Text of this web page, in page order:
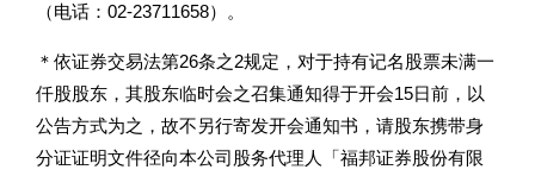
（电话：02-23711658）。
＊依证券交易法第26条之2规定，对于持有记名股票未满一
仟股股东，其股东临时会之召集通知得于开会15日前，以
公告方式为之，故不另行寄发开会通知书，请股东携带身
分证证明文件径向本公司股务代理人「福邦证券股份有限